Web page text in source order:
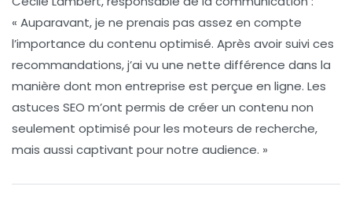
« Auparavant, je ne prenais pas assez en compte
l’importance du contenu optimisé. Après avoir suivi ces
recommandations, j’ai vu une nette différence dans la
manière dont mon entreprise est perçue en ligne. Les
astuces SEO m’ont permis de créer un contenu non
seulement optimisé pour les moteurs de recherche,
mais aussi captivant pour notre audience. »